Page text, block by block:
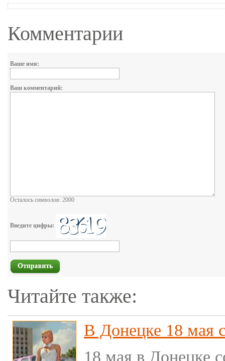
Комментарии
Ваше имя:
Ваш комментарий:
Осталось символов: 2000
Введите цифры:
Читайте также:
В Донецке 18 мая
18 мая в Донецке